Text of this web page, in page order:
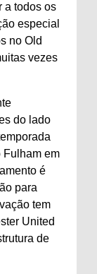
a todos os
especial
no Old
vezes
do lado
Fulham em
é
para
tem
United
de